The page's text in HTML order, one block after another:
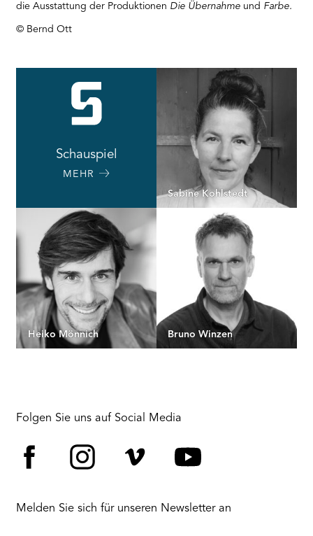
die Ausstattung der Produktionen Die Übernahme und Farbe.
© Bernd Ott
Schauspiel
MEHR
Sabine Kohlstedt
Heiko Mönnich Bruno Winzen
Folgen Sie uns auf Social Media
Melden Sie sich für unseren Newsletter an